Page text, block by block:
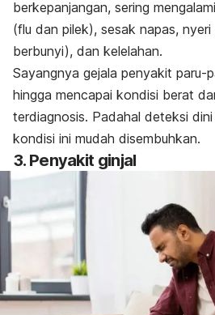
berkepanjangan, sering
(flu dan pilek), sesak napas,
berbunyi), dan kelelahan.
Sayangnya gejala penyakit paru-
hingga mencapai kondisi berat
terdiagnosis. Padahal deteksi
kondisi ini mudah disembuhkan.
3. Penyakit ginjal